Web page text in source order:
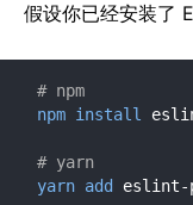
假设你已经安装了
# npm
npm install
# yarn
yarn add eslint-